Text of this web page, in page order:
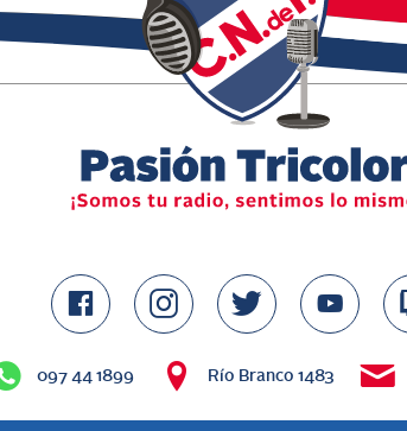
097 44 1899 Río Branco 1483